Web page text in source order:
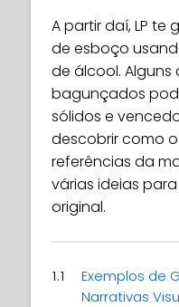
A partir daí, LP te
de esboço
de álcool.
bagunçados
sólidos e
descobrir como
referências da
várias ideias
original.
1.1
Exemplos de
Narrativas